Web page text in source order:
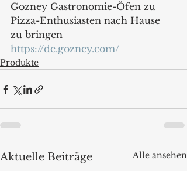
Gozney Gastronomie-Öfen zu
Pizza-Enthusiasten nach Hause
zu bringen
https://de.gozney.com/
Produkte
Aktuelle Beiträge Alle ansehen